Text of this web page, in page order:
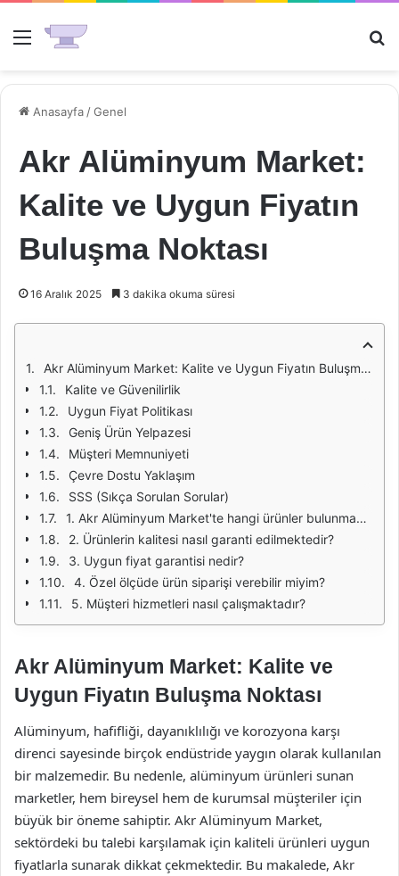
Menü
Anasayfa /Genel
Akr Alüminyum Market:
Kalite ve Uygun Fiyatın
Buluşma Noktası
16 Aralık 2025 3 dakika okuma süresi
Akr Alüminyum Market: Kalite ve Uygun Fiyatın Buluşma Noktası
Kalite ve Güvenilirlik
Uygun Fiyat Politikası
Geniş Ürün Yelpazesi
Müşteri Memnuniyeti
Çevre Dostu Yaklaşım
SSS (Sıkça Sorulan Sorular)
1. Akr Alüminyum Market'te hangi ürünler bulunmaktadır?
2. Ürünlerin kalitesi nasıl garanti edilmektedir?
3. Uygun fiyat garantisi nedir?
4. Özel ölçüde ürün siparişi verebilir miyim?
5. Müşteri hizmetleri nasıl çalışmaktadır?
Akr Alüminyum Market: Kalite ve
Uygun Fiyatın Buluşma Noktası
Alüminyum, hafifliği, dayanıklılığı ve korozyona karşı
direnci sayesinde birçok endüstride yaygın olarak kullanılan
bir malzemedir. Bu nedenle, alüminyum ürünleri sunan
marketler, hem bireysel hem de kurumsal müşteriler için
büyük bir öneme sahiptir. Akr Alüminyum Market,
sektördeki bu talebi karşılamak için kaliteli ürünleri uygun
fiyatlarla sunarak dikkat çekmektedir. Bu makalede, Akr